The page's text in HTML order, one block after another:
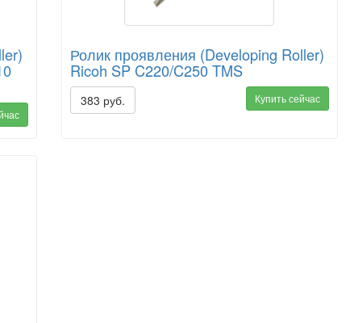
Ролик проявления (Developing Roller)
Ricoh SP C220/C250 TMS
383 руб. Купить сейчас